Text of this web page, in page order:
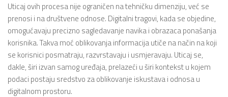
Uticaj ovih procesa nije ograničen na tehničku dimenziju, već se
prenosi i na društvene odnose. Digitalni tragovi, kada se objedine,
omogućavaju precizno sagledavanje navika i obrazaca ponašanja
korisnika. Takva moć oblikovanja informacija utiče na način na koji
se korisnici posmatraju, razvrstavaju i usmjeravaju. Uticaj se,
dakle, širi izvan samog uređaja, prelazeći u širi kontekst u kojem
podaci postaju sredstvo za oblikovanje iskustava i odnosa u
digitalnom prostoru.